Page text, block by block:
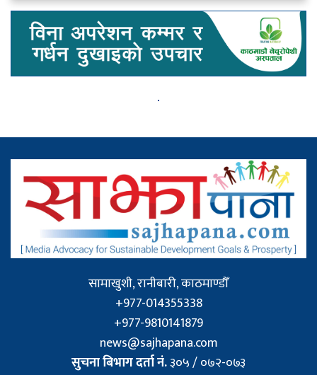
सामाखुशी, रानीबारी, काठमाण्डौँ
+977-014355338
+977-9810141879
news@sajhapana.com
सुचना बिभाग दर्ता नं.३०५ / ०७२-०७३